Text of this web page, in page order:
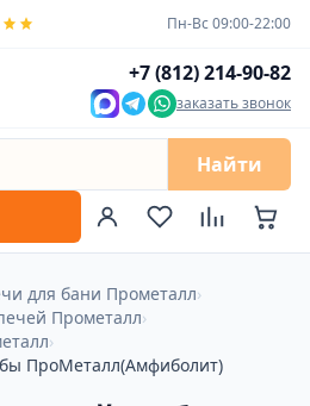
Пн-Вс 09:00-22:00
+7 (812) 214-90-82
заказать звонок
Найти
для бани Прометалл›
Прометалл›
›
ПроМеталл(Амфиболит)